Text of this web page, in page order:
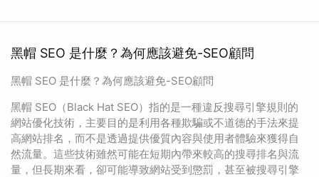
黑帽 SEO 是什麼？為何應該避免-SEO顧問
黑帽 SEO 是什麼？為何應該避免-SEO顧問
黑帽 SEO（Black Hat SEO）指的是一種違反搜尋引擎規則的
網站優化技術，主要目的是利用各種欺騙或不道德的手法來提
高網站排名，而不是透過提供優質內容與使用者體驗來獲得自
然流量。這些技術雖然可能在短期內帶來較高的搜尋排名與流
量，但長期來看，卻可能導致網站受到懲罰，甚至被搜尋引擎